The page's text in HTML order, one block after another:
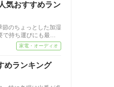
気おすすめラン
節のちょっとした加湿
で持ち運びにも最…
家電・オーディオ
めランキング